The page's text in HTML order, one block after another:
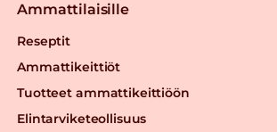
Ammattilaisille
Reseptit
Ammattikeittiöt
Tuotteet ammattikeittiöön
Elintarviketeollisuus